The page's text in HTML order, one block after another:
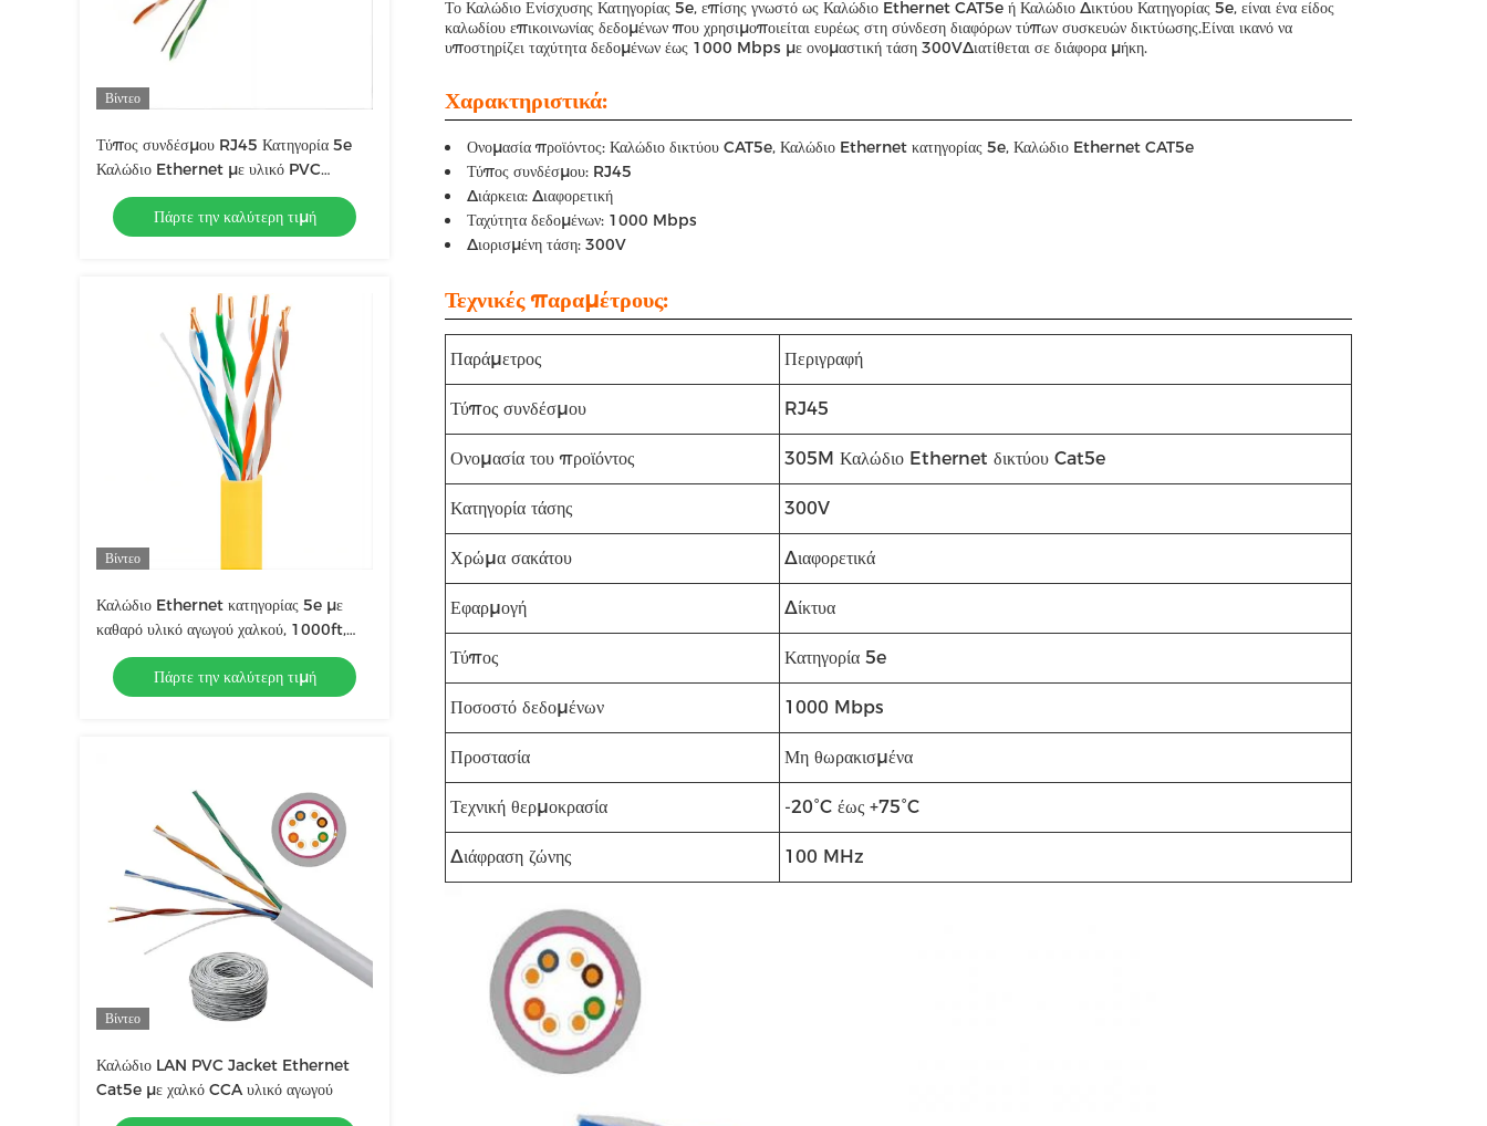
Βίντεο
Τύπος συνδέσμου RJ45 Κατηγορία 5e
Καλώδιο Ethernet με υλικό PVC
Jacket
Πάρτε την καλύτερη τιμή
Βίντεο
Καλώδιο Ethernet κατηγορίας 5e με
καθαρό υλικό αγωγού χαλκού, 1000ft,
UTP 23AWG
Πάρτε την καλύτερη τιμή
Βίντεο
Καλώδιο LAN PVC Jacket Ethernet
Cat5e με χαλκό CCA υλικό αγωγού
Το Καλώδιο Ενίσχυσης Κατηγορίας 5e, επίσης γνωστό ως Καλώδιο Ethernet CAT5e ή Καλώδιο Δικτύου Κατηγορίας 5e, είναι ένα είδος
καλωδίου επικοινωνίας δεδομένων που χρησιμοποιείται ευρέως στη σύνδεση διαφόρων τύπων συσκευών δικτύωσης.Είναι ικανό να
υποστηρίζει ταχύτητα δεδομένων έως 1000 Mbps με ονομαστική τάση 300VΔιατίθεται σε διάφορα μήκη.
Χαρακτηριστικά:
Ονομασία προϊόντος: Καλώδιο δικτύου CAT5e, Καλώδιο Ethernet κατηγορίας 5e, Καλώδιο Ethernet CAT5e
Τύπος συνδέσμου: RJ45
Διάρκεια: Διαφορετική
Ταχύτητα δεδομένων: 1000 Mbps
Διορισμένη τάση: 300V
Τεχνικές παραμέτρους:
Παράμετρος Περιγραφή
Τύπος συνδέσμου RJ45
Ονομασία του προϊόντος 305M Καλώδιο Ethernet δικτύου Cat5e
Κατηγορία τάσης 300V
Χρώμα σακάτου Διαφορετικά
Εφαρμογή Δίκτυα
Τύπος Κατηγορία 5e
Ποσοστό δεδομένων 1000 Mbps
Προστασία Μη θωρακισμένα
Τεχνική θερμοκρασία -20°C έως +75°C
Διάφραση ζώνης 100 MHz